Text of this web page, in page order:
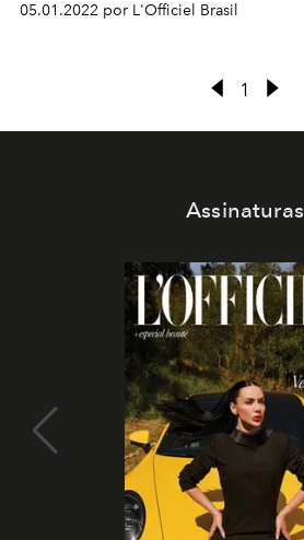
05.01.2022 por L'Officiel Brasil
1
Assinaturas